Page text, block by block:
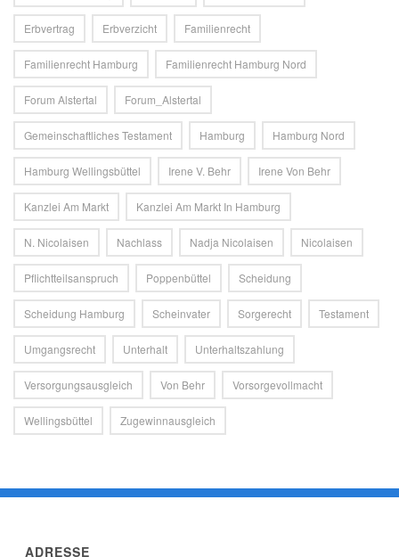
Erbvertrag Erbverzicht Familienrecht
Familienrecht Hamburg Familienrecht Hamburg Nord
Forum Alstertal Forum_Alstertal
Gemeinschaftliches Testament Hamburg Hamburg Nord
Hamburg Wellingsbüttel Irene V. Behr Irene Von Behr
Kanzlei Am Markt Kanzlei Am Markt In Hamburg
N. Nicolaisen Nachlass Nadja Nicolaisen Nicolaisen
Pflichtteilsanspruch Poppenbüttel Scheidung
Scheidung Hamburg Scheinvater Sorgerecht Testament
Umgangsrecht Unterhalt Unterhaltszahlung
Versorgungsausgleich Von Behr Vorsorgevollmacht
Wellingsbüttel Zugewinnausgleich
ADRESSE